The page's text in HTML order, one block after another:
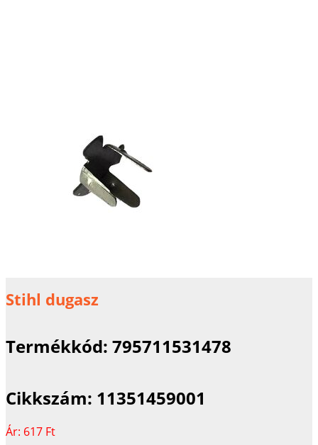
Stihl dugasz
Termékkód: 795711531478
Cikkszám: 11351459001
Ár: 617 Ft